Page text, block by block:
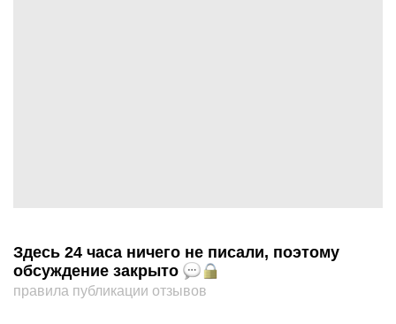
Здесь 24 часа ничего не писали, поэтому
обсуждение закрыто
правила публикации отзывов